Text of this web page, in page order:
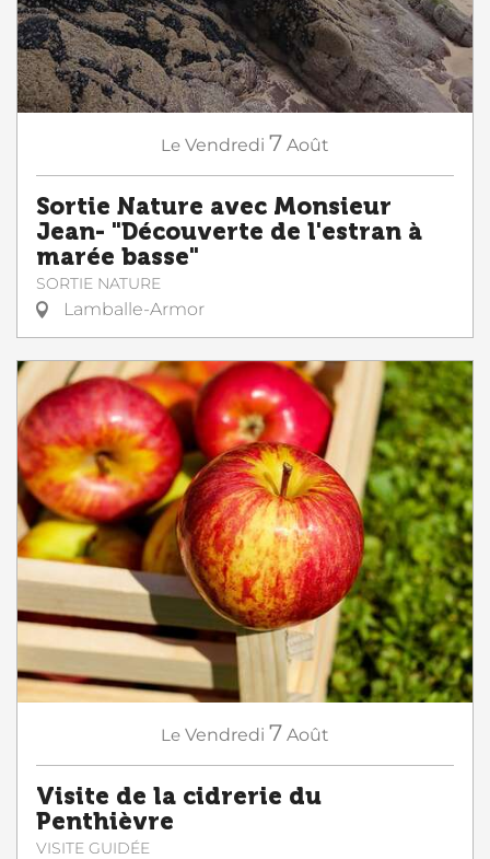
Le Vendredi 7 Août
Sortie Nature avec Monsieur
Jean- "Découverte de l'estran à
marée basse"
SORTIE NATURE
Lamballe-Armor
Le Vendredi 7 Août
Visite de la cidrerie du
Penthièvre
VISITE GUIDÉE